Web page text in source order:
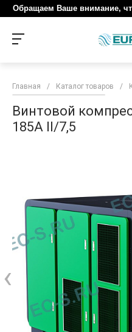
Обращаем Ваше внимание,
Главная / Каталог товаров /
Винтовой
185A II/7,5
‹